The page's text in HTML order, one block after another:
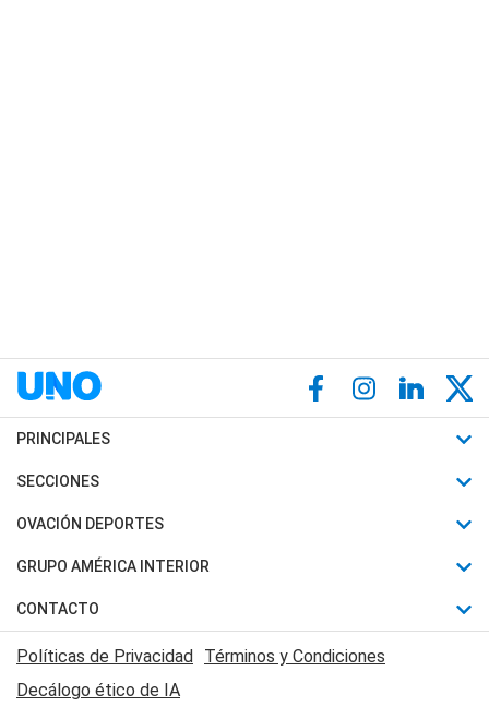
PRINCIPALES
Últimas Noticias
Política
Judiciales
Economia
SECCIONES
Horóscopo
Motores
Trucos caseros
Series y Películas
Edictos y Solicitadas
OVACIÓN DEPORTES
Fútbol
Mundial
Automovilismo
Rugby
GRUPO AMÉRICA INTERIOR
Canal 7 en Vivo
CONTACTO
Acerca de Nosotros
Contactanos
Políticas de Privacidad Términos y Condiciones
Decálogo ético de IA